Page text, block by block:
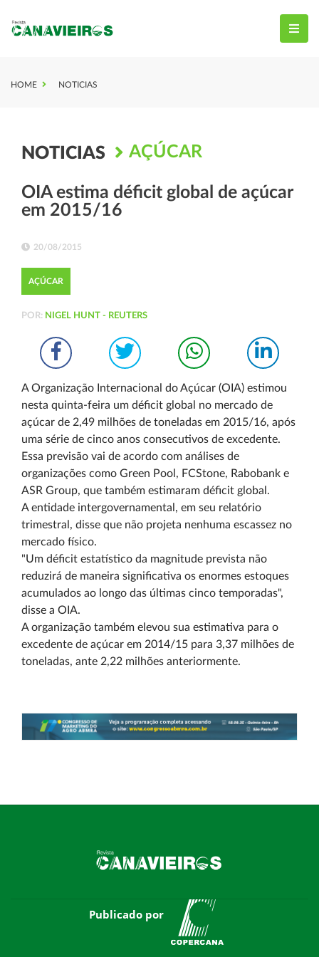
HOME NOTICIAS
NOTICIAS AÇÚCAR
OIA estima déficit global de açúcar
em 2015/16
20/08/2015
AÇÚCAR
POR: NIGEL HUNT - REUTERS
A Organização Internacional do Açúcar (OIA) estimou
nesta quinta-feira um déficit global no mercado de
açúcar de 2,49 milhões de toneladas em 2015/16, após
uma série de cinco anos consecutivos de excedente.
Essa previsão vai de acordo com análises de
organizações como Green Pool, FCStone, Rabobank e
ASR Group, que também estimaram déficit global.
A entidade intergovernamental, em seu relatório
trimestral, disse que não projeta nenhuma escassez no
mercado físico.
"Um déficit estatístico da magnitude prevista não
reduzirá de maneira significativa os enormes estoques
acumulados ao longo das últimas cinco temporadas",
disse a OIA.
A organização também elevou sua estimativa para o
excedente de açúcar em 2014/15 para 3,37 milhões de
toneladas, ante 2,22 milhões anteriormente.
Publicado por